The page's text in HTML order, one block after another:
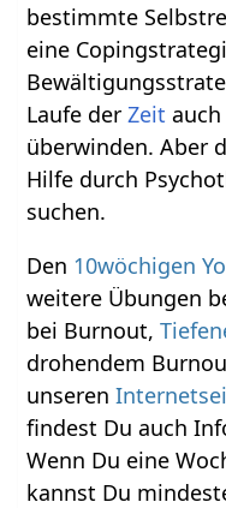
bestimmte
eine
Laufe derZeit
überwinden. Aber
Hilfe durch
suchen.
Den 10wöchigen
weitere Übungen
bei Burnout,
drohendem
unseren
findest Du auch
Wenn Du eine
kannst Du